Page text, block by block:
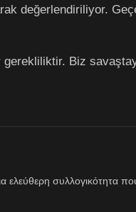
değerlendiriliyor.
Biz
συλλογικότητα